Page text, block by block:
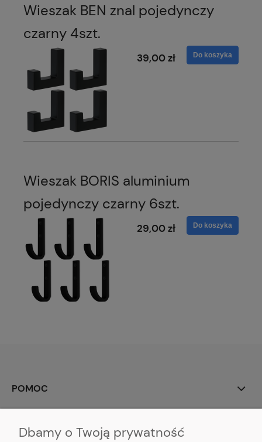
Wieszak BEN znal pojedynczy
czarny 4szt.
39,00 zł Do koszyka
Wieszak BORIS aluminium
pojedynczy czarny 6szt.
29,00 zł Do koszyka
POMOC
Dbamy o Twoją prywatność